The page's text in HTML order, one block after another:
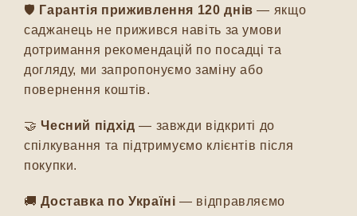
🛡️ Гарантія приживлення 120 днів — якщо
саджанець не прижився навіть за умови
дотримання рекомендацій по посадці та
догляду, ми запропонуємо заміну або
повернення коштів.
🤝Чесний підхід — завжди відкриті до
спілкування та підтримуємо клієнтів після
покупки.
🚚Доставка по Україні — відправляємо